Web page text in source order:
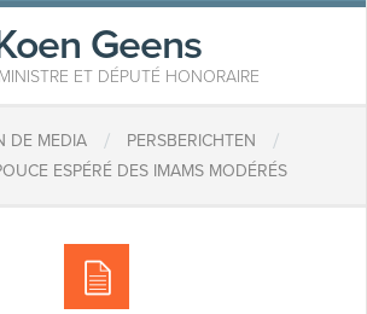
Geens
ET DÉPUTÉ HONORAIRE
DE MEDIA / PERSBERICHTEN /
ESPÉRÉ DES IMAMS MODÉRÉS